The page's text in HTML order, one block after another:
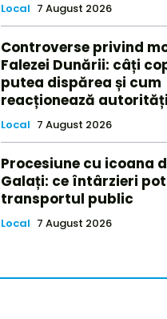
Local 7 August 2026
Controverse privind
Falezei Dunării: câți
putea dispărea și cum
reacționează
Local 7 August 2026
Procesiune cu icoana
Galați: ce întârzieri
transportul public
Local 7 August 2026